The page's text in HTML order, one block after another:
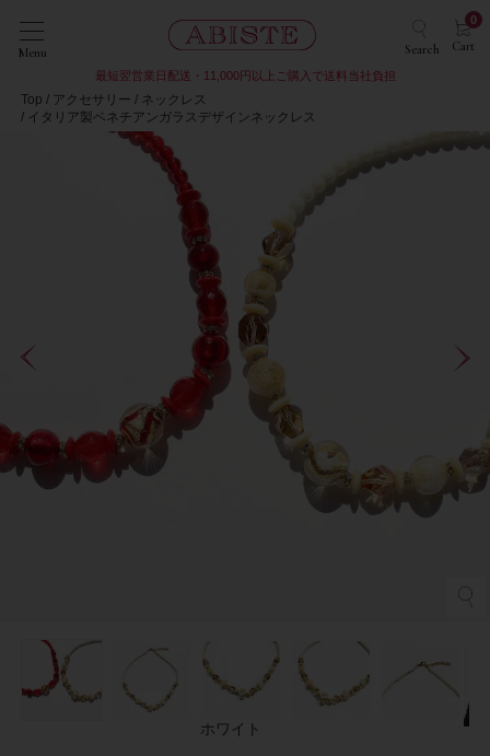
Menu Search Cart
0
最短翌営業日配送・11,000円以上ご購入で送料当社負担
Top アクセサリー
ネックレス
イタリア製ベネチアンガラスデザインネックレス
ホワイト